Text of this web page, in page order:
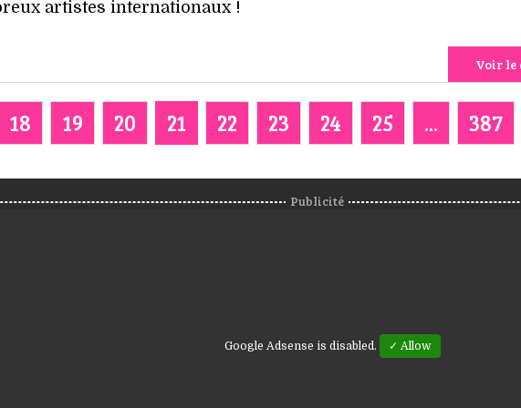
artistes internationaux !
Voir le
18 19 20 21 22 23 24 25 ... 387
Publicité
Google Adsense is disabled. ✓ Allow